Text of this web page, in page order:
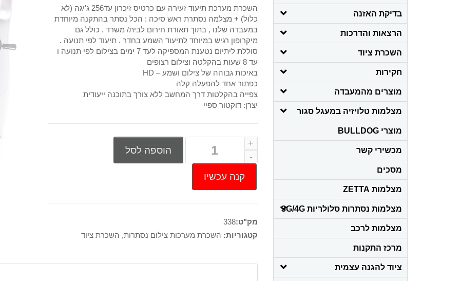
השכרת מערכת תיעוד זעירה עם כרטיס זיכרון עד256 ג'יגה (לא
כלול) + מצלמה נסתרת ראש סיכה : הכל נסתר בהתקנה מיוחדת
במעבדה שלנו , בתוך תאורת חירום לבית/ משרד . כולל גם
מיקרופון רגיש במיוחד לתיעוד השמע בחדר . תיעוד לפי תנועה .
סוללת ליתיום נטענת המספיקה לעד 7 ימים בצילום לפי תנועה ו
עד 8 שעות בהקלטה וצילום רצופים
באיכות גבוהה של צילום ושמע – HD
כפתור אחד להפעלה קלה
צפייה בהקלטות דרך המחשב ללא צורך בתוכנה ייעודית
יצרן: דוקטור ספיי
הוספה לסל
קנה עכשיו
מק"ט:338
קטגוריות: השכרת מערכות צילום נסתרות, השכרת ציוד
בדיקת האזנה
הרצאות והדרכות
השכרת ציוד
חקירות
מוצרים מהמעבדה
מצלמות טלויזיה במעגל סגור
מוצרי BULLDOG
מכשירי קשר
מסכים
מצלמות ZETTA
מצלמות נסתרות סלולריות 3G/4G
מצלמות לרכב
מרכז התקנות
ציוד להגנה עצמית